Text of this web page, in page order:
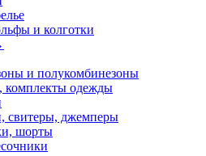
и колготки
и полукомбинезоны
одежды
свитеры, джемперы
шорты